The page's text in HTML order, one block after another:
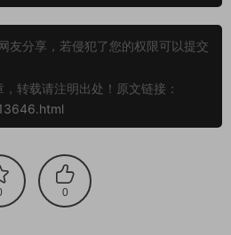
友分享，若侵犯了您的权限可以提交
转载请注明出处！原文链接：
0